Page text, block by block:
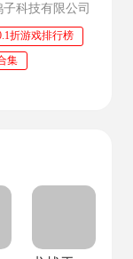
科技有限公司
折游戏排行榜
集